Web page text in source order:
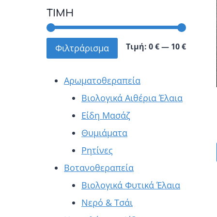
ΤΙΜΉ
Φιλτράρισμα Τιμή: 0 €— 10 €
Αρωματοθεραπεία
Βιολογικά Αιθέρια Έλαια
Είδη Μασάζ
Θυμιάματα
Ρητίνες
Βοτανοθεραπεία
Βιολογικά Φυτικά Έλαια
Νερό & Τσάι